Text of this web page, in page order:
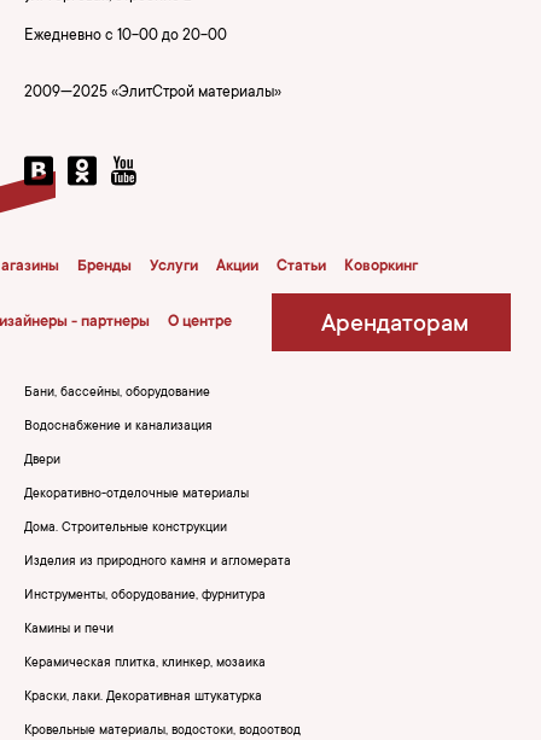
Ежедневно с 10-00 до 20-00
2009—2025 «ЭлитСтрой материалы»
Бренды Услуги Акции Статьи Коворкинг
- партнеры О центре Арендаторам
Бани, бассейны, оборудование
Водоснабжение и канализация
Двери
Декоративно-отделочные материалы
Дома. Строительные конструкции
Изделия из природного камня и агломерата
Инструменты, оборудование, фурнитура
Камины и печи
Керамическая плитка, клинкер, мозаика
Краски, лаки. Декоративная штукатурка
Кровельные материалы, водостоки, водоотвод